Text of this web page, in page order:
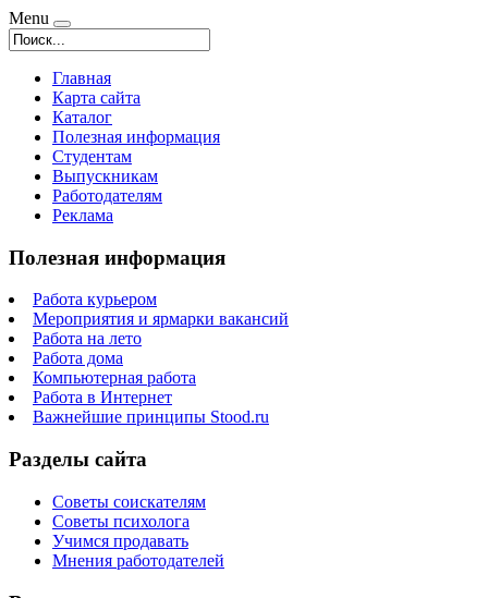
Menu
Главная
Карта сайта
Каталог
Полезная информация
Студентам
Выпускникам
Работодателям
Реклама
Полезная информация
Работа курьером
Мероприятия и ярмарки вакансий
Работа на лето
Работа дома
Компьютерная работа
Работа в Интернет
Важнейшие принципы Stood.ru
Разделы сайта
Советы соискателям
Советы психолога
Учимся продавать
Мнения работодателей